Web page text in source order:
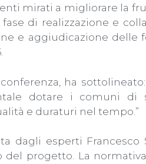
mirati a migliorare la
di realizzazione e
e aggiudicazione delle
conferenza, ha
dotare i comuni
e duraturi nel tempo.”
dagli esperti
del progetto. La